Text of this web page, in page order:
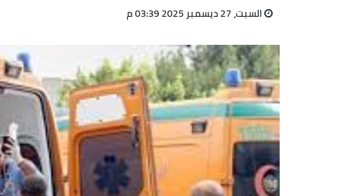
السبت، 27 ديسمبر 2025 03:39 م